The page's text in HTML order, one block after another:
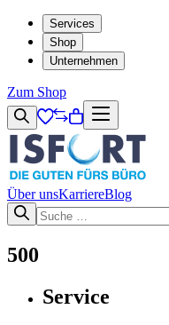
Services
Shop
Unternehmen
Zum Shop
Über unsKarriereBlog
500
Service